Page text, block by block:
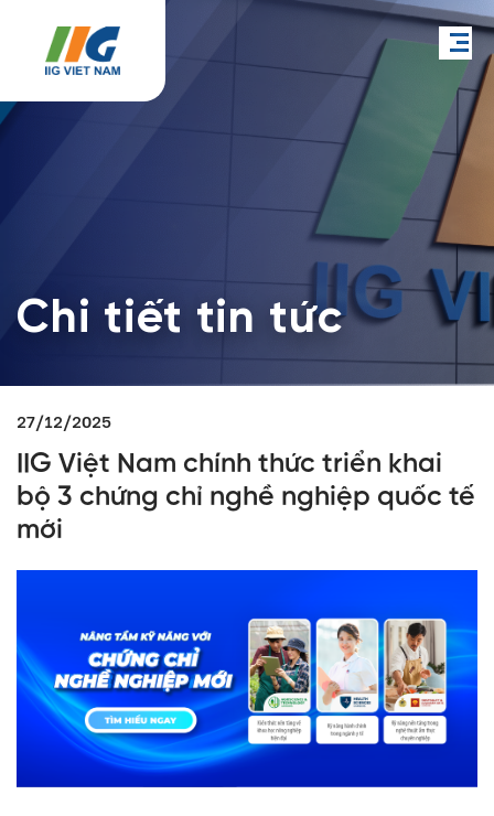
Chi tiết tin tức
27/12/2025
IIG Việt Nam chính thức triển khai
bộ 3 chứng chỉ nghề nghiệp quốc tế
mới